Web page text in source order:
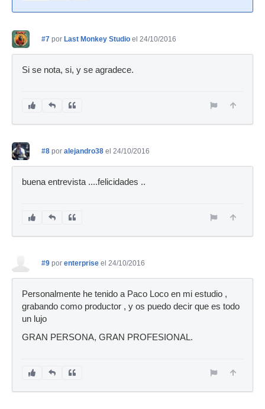
#7 por Last Monkey Studio el 24/10/2016
Si se nota, si, y se agradece.
#8 por alejandro38 el 24/10/2016
buena entrevista ....felicidades ..
#9 por enterprise el 24/10/2016
Personalmente he tenido a Paco Loco en mi estudio ,
grabando como productor , y os puedo decir que es todo
un lujo
GRAN PERSONA, GRAN PROFESIONAL.